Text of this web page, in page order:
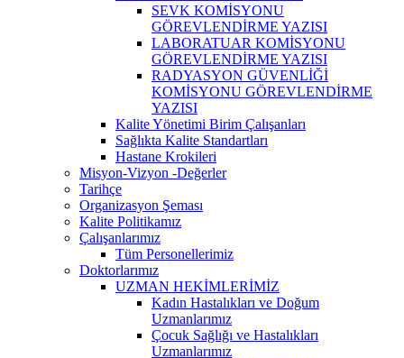
SEVK KOMİSYONU
GÖREVLENDİRME YAZISI
LABORATUAR KOMİSYONU
GÖREVLENDİRME YAZISI
RADYASYON GÜVENLİĞİ
KOMİSYONU GÖREVLENDİRME
YAZISI
Kalite Yönetimi Birim Çalışanları
Sağlıkta Kalite Standartları
Hastane Krokileri
Misyon-Vizyon -Değerler
Tarihçe
Organizasyon Şeması
Kalite Politikamız
Çalışanlarımız
Tüm Personellerimiz
Doktorlarımız
UZMAN HEKİMLERİMİZ
Kadın Hastalıkları ve Doğum
Uzmanlarımız
Çocuk Sağlığı ve Hastalıkları
Uzmanlarımız